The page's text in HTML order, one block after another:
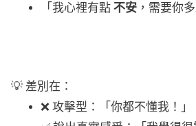
「我心裡有點 不安，需要你多
💡 差別在：
❌ 攻擊型：「你都不懂我！」